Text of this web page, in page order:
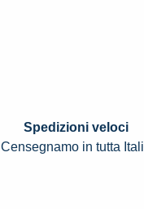
Spedizioni veloci
Censegnamo in tutta